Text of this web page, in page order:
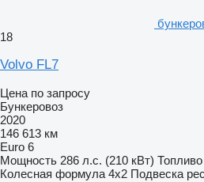
18
Volvo FL7
Цена по запросу
Бункеровоз
2020
146 613 км
Euro 6
Мощность 286 л.с. (210 кВт) Топливо
Колесная формула 4x2 Подвеска